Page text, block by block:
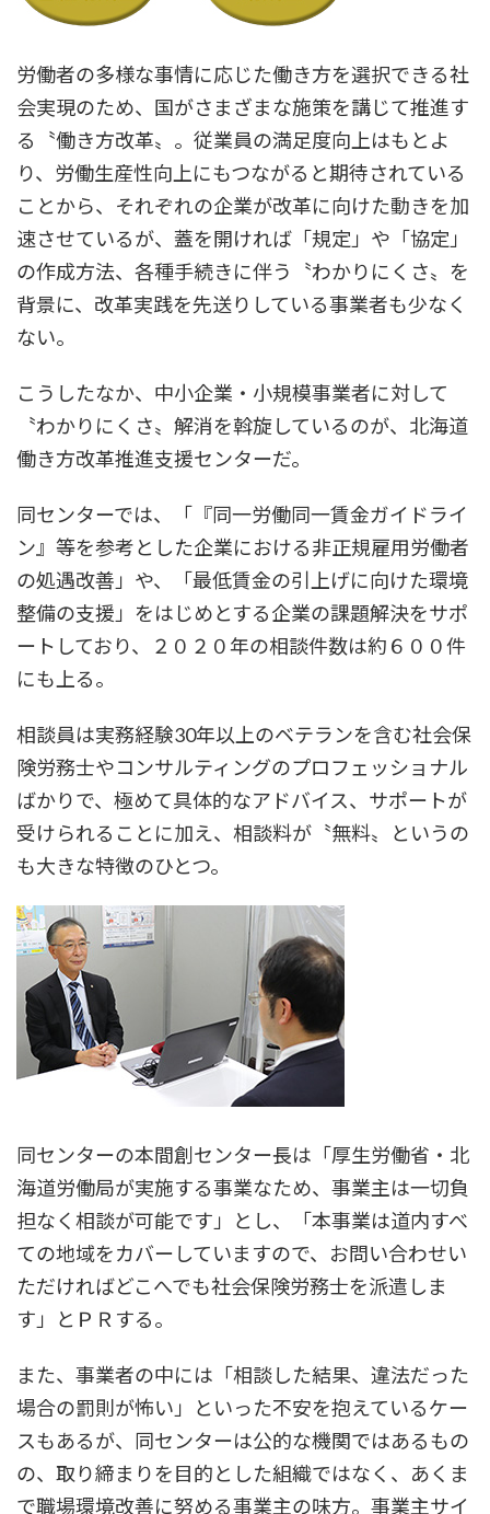
労働者の多様な事情に応じた働き方を選択できる社
会実現のため、国がさまざまな施策を講じて推進す
る〝働き方改革〟。従業員の満足度向上はもとよ
り、労働生産性向上にもつながると期待されている
ことから、それぞれの企業が改革に向けた動きを加
速させているが、蓋を開ければ「規定」や「協定」
の作成方法、各種手続きに伴う〝わかりにくさ〟を
背景に、改革実践を先送りしている事業者も少なく
ない。
こうしたなか、中小企業・小規模事業者に対して
〝わかりにくさ〟解消を斡旋しているのが、北海道
働き方改革推進支援センターだ。
同センターでは、「『同一労働同一賃金ガイドライ
ン』等を参考とした企業における非正規雇用労働者
の処遇改善」や、「最低賃金の引上げに向けた環境
整備の支援」をはじめとする企業の課題解決をサポ
ートしており、２０２０年の相談件数は約６００件
にも上る。
相談員は実務経験30年以上のベテランを含む社会保
険労務士やコンサルティングのプロフェッショナル
ばかりで、極めて具体的なアドバイス、サポートが
受けられることに加え、相談料が〝無料〟というの
も大きな特徴のひとつ。
同センターの本間創センター長は「厚生労働省・北
海道労働局が実施する事業なため、事業主は一切負
担なく相談が可能です」とし、「本事業は道内すべ
ての地域をカバーしていますので、お問い合わせい
ただければどこへでも社会保険労務士を派遣しま
す」とＰＲする。
また、事業者の中には「相談した結果、違法だった
場合の罰則が怖い」といった不安を抱えているケー
スもあるが、同センターは公的な機関ではあるもの
の、取り締まりを目的とした組織ではなく、あくま
で職場環境改善に努める事業主の味方。事業主サイ